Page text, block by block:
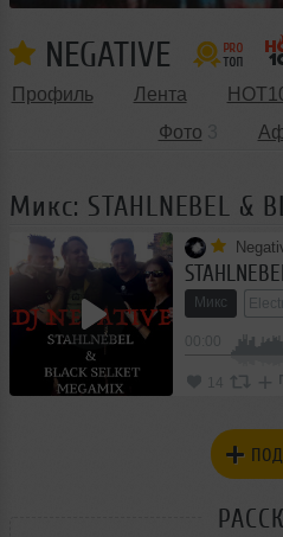
NEGATIVE
Профиль Лента
Фото
Микс: STAHLNEBEL &
Микс